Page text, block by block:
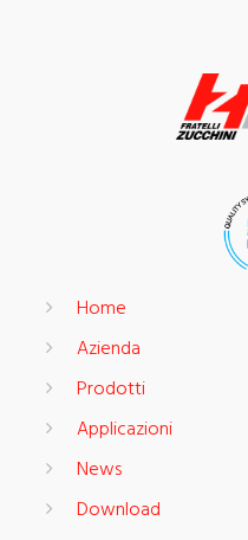
Home
Azienda
Prodotti
Applicazioni
News
Download